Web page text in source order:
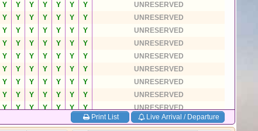
Y Y Y Y Y Y Y
UNRESERVED
Y Y Y Y Y Y Y
UNRESERVED
Y Y Y Y Y Y Y
UNRESERVED
Y Y Y Y Y Y Y
UNRESERVED
Y Y Y Y Y Y Y
UNRESERVED
Y Y Y Y Y Y Y
UNRESERVED
Y Y Y Y Y Y Y
UNRESERVED
Y Y Y Y Y Y Y
UNRESERVED
Y Y Y Y Y Y Y
UNRESERVED
Y Y
UNRESERVED
Print List Live Arrival / Departure